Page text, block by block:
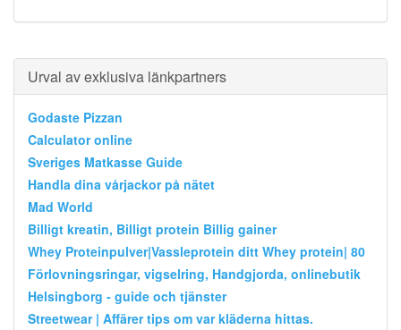
Urval av exklusiva länkpartners
Godaste Pizzan
Calculator online
Sveriges Matkasse Guide
Handla dina vårjackor på nätet
Mad World
Billigt kreatin, Billigt protein Billig gainer
Whey Proteinpulver|Vassleprotein ditt Whey protein| 80
Förlovningsringar, vigselring, Handgjorda, onlinebutik
Helsingborg - guide och tjänster
Streetwear | Affärer tips om var kläderna hittas.